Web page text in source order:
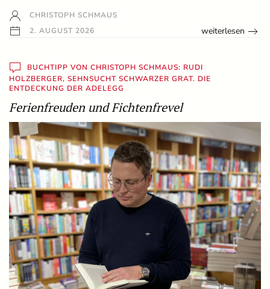
CHRISTOPH SCHMAUS
2. AUGUST 2026
weiterlesen
BUCHTIPP VON CHRISTOPH SCHMAUS: RUDI
HOLZBERGER, SEHNSUCHT SCHWARZER GRAT. DIE
ENTDECKUNG DER ADELEGG
Ferienfreuden und Fichtenfrevel